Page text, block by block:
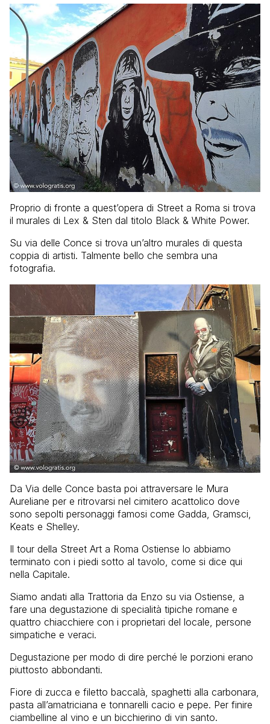
Proprio di fronte a quest’opera di Street a Roma si trova
il murales di Lex & Sten dal titolo Black & White Power.
Su via delle Conce si trova un’altro murales di questa
coppia di artisti. Talmente bello che sembra una
fotografia.
Da Via delle Conce basta poi attraversare le Mura
Aureliane per e ritrovarsi nel cimitero acattolico dove
sono sepolti personaggi famosi come Gadda, Gramsci,
Keats e Shelley.
Il tour della Street Art a Roma Ostiense lo abbiamo
terminato con i piedi sotto al tavolo, come si dice qui
nella Capitale.
Siamo andati alla Trattoria da Enzo su via Ostiense, a
fare una degustazione di specialità tipiche romane e
quattro chiacchiere con i proprietari del locale, persone
simpatiche e veraci.
Degustazione per modo di dire perché le porzioni erano
piuttosto abbondanti.
Fiore di zucca e filetto baccalà, spaghetti alla carbonara,
pasta all’amatriciana e tonnarelli cacio e pepe. Per finire
ciambelline al vino e un bicchierino di vin santo.